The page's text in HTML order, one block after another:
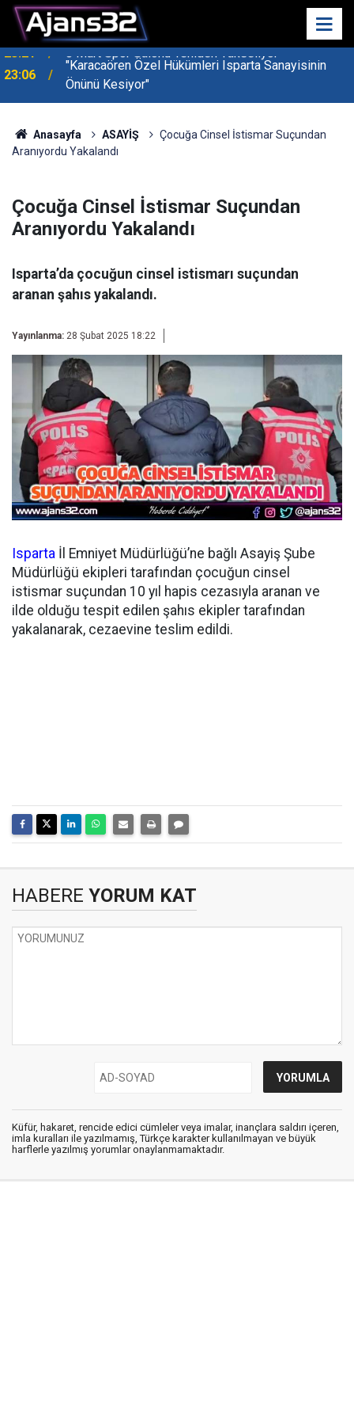
23:06
"Karacaören Özel Hükümleri Isparta Sanayisinin
Önünü Kesiyor"
Anasayfa ASAYİŞ
Çocuğa Cinsel İstismar Suçundan
Aranıyordu Yakalandı
Çocuğa Cinsel İstismar Suçundan
Aranıyordu Yakalandı
Isparta’da çocuğun cinsel istismarı suçundan
aranan şahıs yakalandı.
Yayınlanma: 28 Şubat 2025 18:22
Isparta İl Emniyet Müdürlüğü’ne bağlı Asayiş Şube
Müdürlüğü ekipleri tarafından çocuğun cinsel
istismar suçundan 10 yıl hapis cezasıyla aranan ve
ilde olduğu tespit edilen şahıs ekipler tarafından
yakalanarak, cezaevine teslim edildi.
HABERE YORUM KAT
Küfür, hakaret, rencide edici cümleler veya imalar, inançlara saldırı içeren,
imla kuralları ile yazılmamış, Türkçe karakter kullanılmayan ve büyük
harflerle yazılmış yorumlar onaylanmamaktadır.